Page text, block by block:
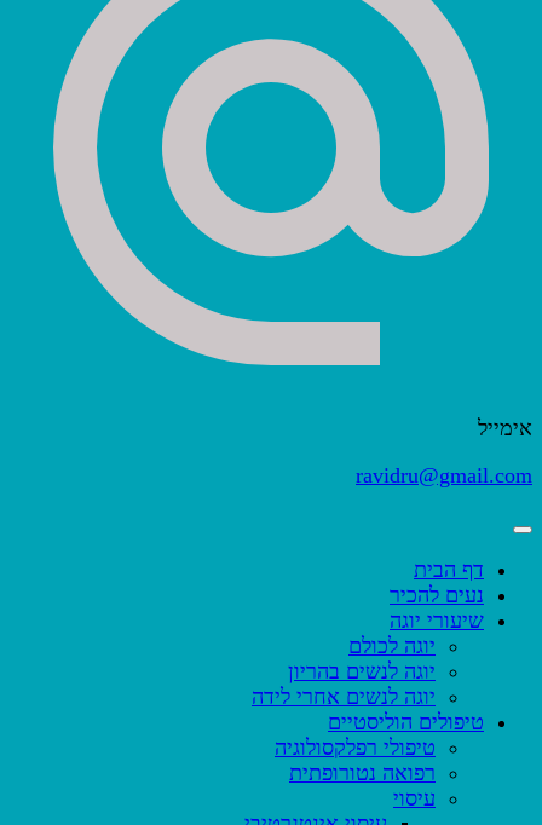
אימייל
ravidru@gmail.com
דף הבית
נעים להכיר
שיעורי יוגה
יוגה לכולם
יוגה לנשים בהריון
יוגה לנשים אחרי לידה
טיפולים הוליסטיים
טיפולי רפלקסולוגיה
רפואה נטורופתית
עיסוי